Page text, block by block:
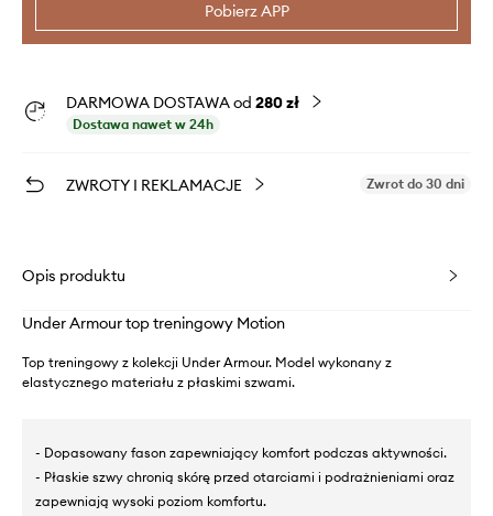
Pobierz APP
DARMOWA DOSTAWA od 280 zł
Dostawa nawet w 24h
ZWROTY I REKLAMACJE Zwrot do 30 dni
Opis produktu
Under Armour top treningowy Motion
Top treningowy z kolekcji Under Armour. Model wykonany z
elastycznego materiału z płaskimi szwami.
- Dopasowany fason zapewniający komfort podczas aktywności.
- Płaskie szwy chronią skórę przed otarciami i podrażnieniami oraz
zapewniają wysoki poziom komfortu.